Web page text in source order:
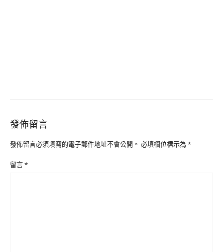
發佈留言
發佈留言必須填寫的電子郵件地址不會公開。 必填欄位標示為*
留言*